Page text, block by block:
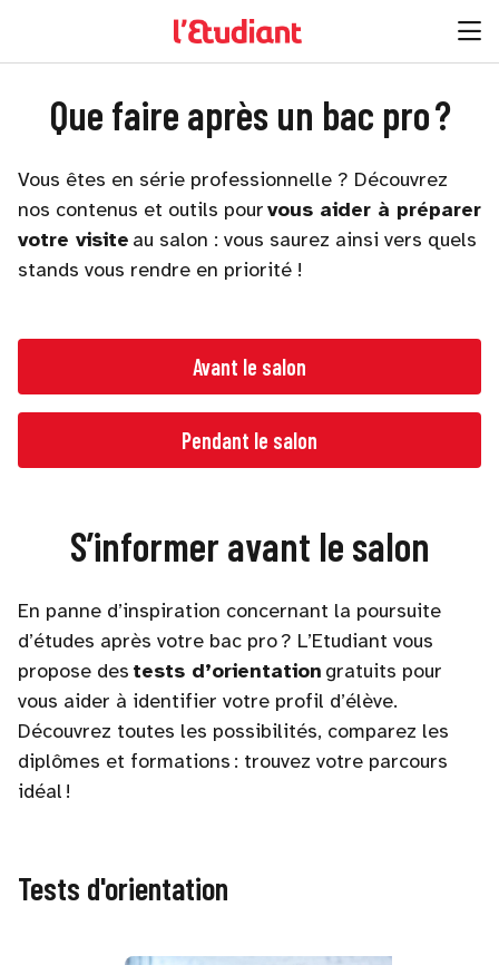
Que faire après un bac pro ?
Vous êtes en série professionnelle ? Découvrez
nos contenus et outils pourvous aider à préparer
votre visite au salon : vous saurez ainsi vers quels
stands vous rendre en priorité !
Avant le salon
Pendant le salon
S’informer avant le salon
En panne d’inspiration concernant la poursuite
d’études après votre bac pro ? L’Etudiant vous
propose des tests d’orientation gratuits pour
vous aider à identifier votre profil d’élève.
Découvrez toutes les possibilités, comparez les
diplômes et formations : trouvez votre parcours
idéal !
Tests d'orientation